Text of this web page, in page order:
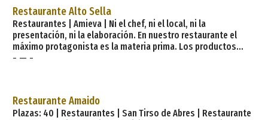
líquidas de ortigas con queso de cabra y reducci&
Restaurante Alto Sella
Restaurantes | Amieva | Ni el chef, ni el local, ni la
presentación, ni la elaboración. En nuestro restaurante el
máximo protagonista es la materia prima. Los productos
naturales de la tierra con los que elaboramos nuestros
naturales, respetando y manteniendo los platos tradi
- — -
Restaurante Amaido
Plazas: 40 | Restaurantes | San Tirso de Abres | Restaurante